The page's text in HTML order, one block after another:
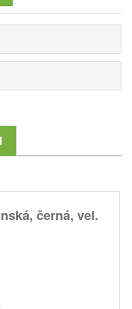
černá, vel.